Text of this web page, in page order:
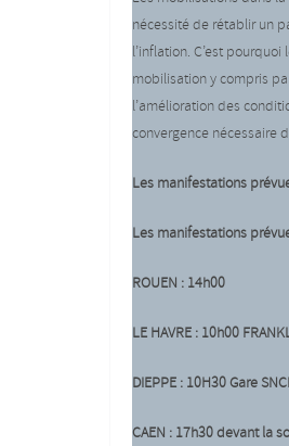
nécessité de rétablir un
l’inflation. C’est
mobilisation y compris
l’amélioration des
convergence nécessaire
Les manifestations
Les manifestations
ROUEN : 14h00
LE HAVRE : 10h00
DIEPPE : 10H30 Gare
CAEN : 17h30 devant la